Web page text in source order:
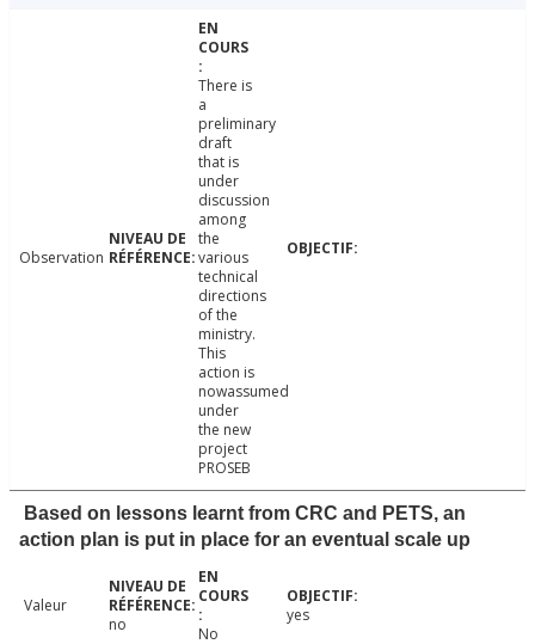
Observation
There is
a
preliminary
draft
that is
under
discussion
among
the
various
technical
directions
of the
ministry.
This
action is
nowassumed
under
the new
project
PROSEB
Based on lessons learnt from CRC and PETS, an
action plan is put in place for an eventual scale up
Valeur
no
No
yes